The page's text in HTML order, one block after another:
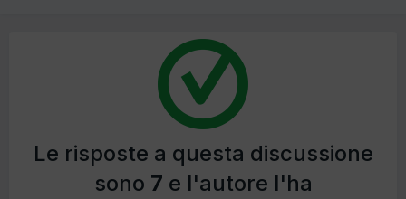
Le risposte a questa discussione
sono 7 e l'autore l'ha